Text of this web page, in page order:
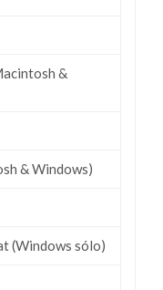
&
& Windows)
(Windows sólo)